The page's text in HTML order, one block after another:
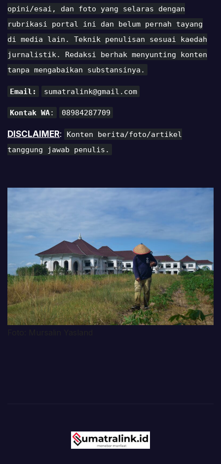
opini/esai, dan foto yang selaras dengan
rubrikasi portal ini dan belum pernah tayang
di media lain. Teknik penulisan sesuai kaedah
jurnalistik. Redaksi berhak menyunting konten
tanpa mengabaikan substansinya.
Email: sumatralink@gmail.com
Kontak WA: 08984287709
DISCLAIMER:
Konten berita/foto/artikel
tanggung jawab penulis.